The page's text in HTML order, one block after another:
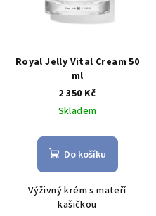
Royal Jelly Vital Cream 50
ml
2 350 Kč
Skladem
Do košíku
Výživný krém s mateří
kašičkou